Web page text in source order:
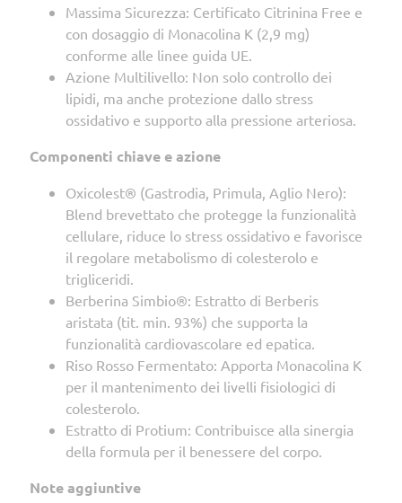
Massima Sicurezza: Certificato Citrinina Free e
con dosaggio di Monacolina K (2,9 mg)
conforme alle linee guida UE.
Azione Multilivello: Non solo controllo dei
lipidi, ma anche protezione dallo stress
ossidativo e supporto alla pressione arteriosa.
Componenti chiave e azione
Oxicolest® (Gastrodia, Primula, Aglio Nero):
Blend brevettato che protegge la funzionalità
cellulare, riduce lo stress ossidativo e favorisce
il regolare metabolismo di colesterolo e
trigliceridi.
Berberina Simbio®: Estratto di Berberis
aristata (tit. min. 93%) che supporta la
funzionalità cardiovascolare ed epatica.
Riso Rosso Fermentato: Apporta Monacolina K
per il mantenimento dei livelli fisiologici di
colesterolo.
Estratto di Protium: Contribuisce alla sinergia
della formula per il benessere del corpo.
Note aggiuntive